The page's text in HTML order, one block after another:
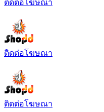
ติดต่อโฆษณา
ติดต่อโฆษณา